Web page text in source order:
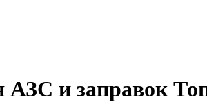
и заправок